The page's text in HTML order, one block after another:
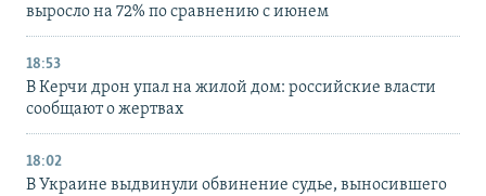
выросло на 72% по сравнению с июнем
18:53
В Керчи дрон упал на жилой дом: российские власти
сообщают о жертвах
18:02
В Украине выдвинули обвинение судье, выносившего